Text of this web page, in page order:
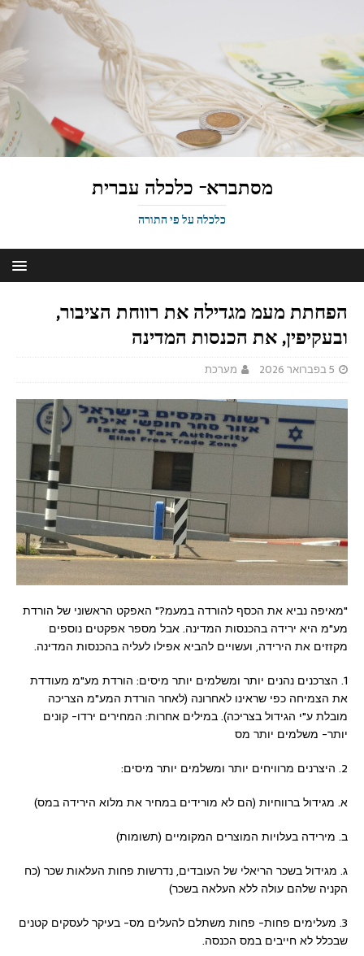
מסתברא- כלכלה עברית
כלכלה על פי התורה
הפחתת מעמ מגדילה את רווחת הציבור,
ובעקיפין, את הכנסות המדינה
5 בפברואר 2026 מערכת
"מאיפה נביא את הכסף להורדה במעמ?" האפקט הראשוני של הורדת
מע"מ היא ירידה בהכנסות המדינה. אבל מספר אפקטים נוספים
מקזזים את הירידה, ועשויים להביא אפילו לעליה בהכנסות המדינה.
1. הצרכנים נהנים יותר ומשלמים יותר מיסים: הורדת מע"מ מעודדת
את הצמיחה כפי שראינו לאחרונה (לאחר הורדת המע"מ הצריכה
מובלת ע"י הגידול בצריכה). במילים אחרות: המחירים ירדו- קונים
יותר- משלמים יותר מס
2. היצרנים מרוויחים יותר ומשלמים יותר מיסים:
א. מגידול ברווחיות (הם לא מורידים במחיר את מלוא הירידה במס)
ב. מירידה בעלויות המוצרים המקומיים (תשומות)
ג. מגידול בשכר הריאלי של העובדים, נדרשות פחות העלאות שכר (כח
הקניה שלהם עולה ללא העלאה בשכר)
3. מעלימים פחות- פחות משתלם להעלים מס- בעיקר לעסקים קטנים
שבכלל לא חייבים במס הכנסה.